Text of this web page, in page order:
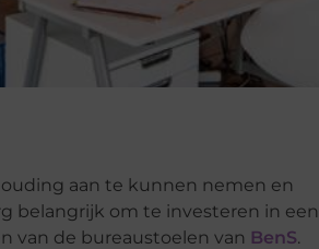
aan te kunnen nemen en
belangrijk om te investeren in een
van de bureaustoelen van BenS.